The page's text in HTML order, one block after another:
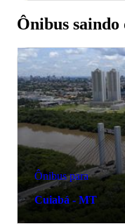
Ônibus
Ônibus para
Cuiabá - MT